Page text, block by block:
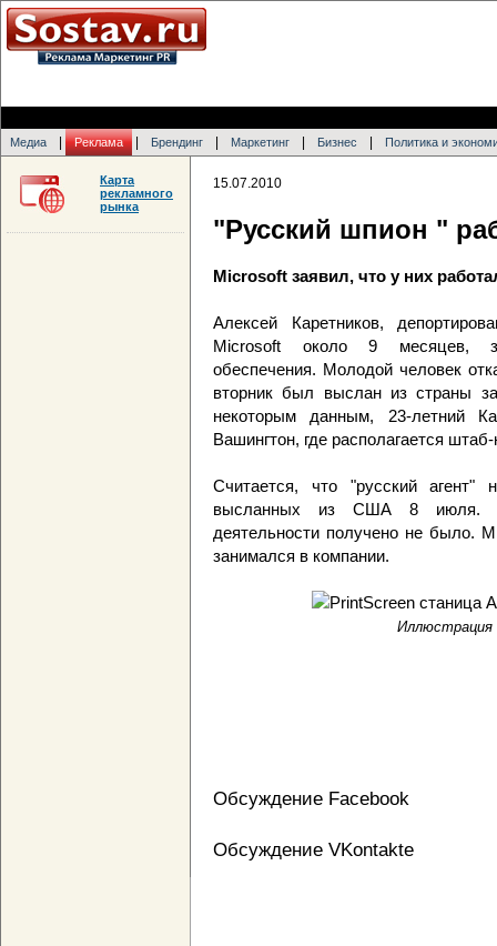
Медиа Реклама Брендинг Маркетинг Бизнес Политика и
15.07.2010
"Русский шпион "
Microsoft заявил, что у них
Алексей Каретников,
Microsoft около 9 месяцев,
обеспечения. Молодой человек
вторник был выслан из страны
некоторым данным, 23-летний
Вашингтон, где располагается
Считается, что "русский агент"
высланных из США 8 июля.
деятельности получено не было.
занимался в компании.
Иллюстрация
Обсуждение Facebook
Обсуждение VKontakte
Карта
рекламного
рынка